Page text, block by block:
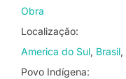
Obra
Localização:
America do Sul Brasil
Povo Indígena: